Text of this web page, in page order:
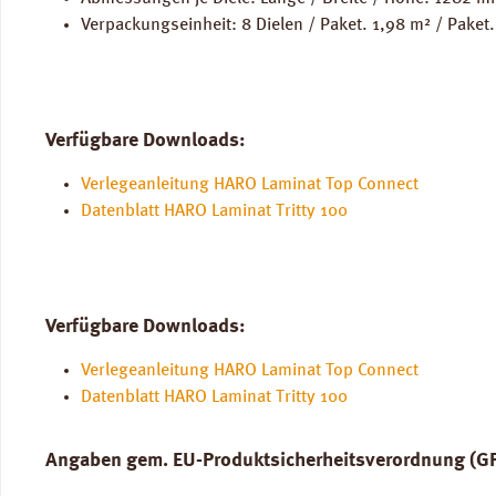
Verpackungseinheit: 8 Dielen / Paket. 1,98 m² / Paket.
Verfügbare Downloads:
Verlegeanleitung HARO Laminat Top Connect
Datenblatt HARO Laminat Tritty 100
Verfügbare Downloads:
Verlegeanleitung HARO Laminat Top Connect
Datenblatt HARO Laminat Tritty 100
Angaben gem. EU-Produktsicherheitsverordnung